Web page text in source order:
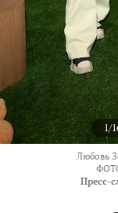
1/
Любовь
Пресс-